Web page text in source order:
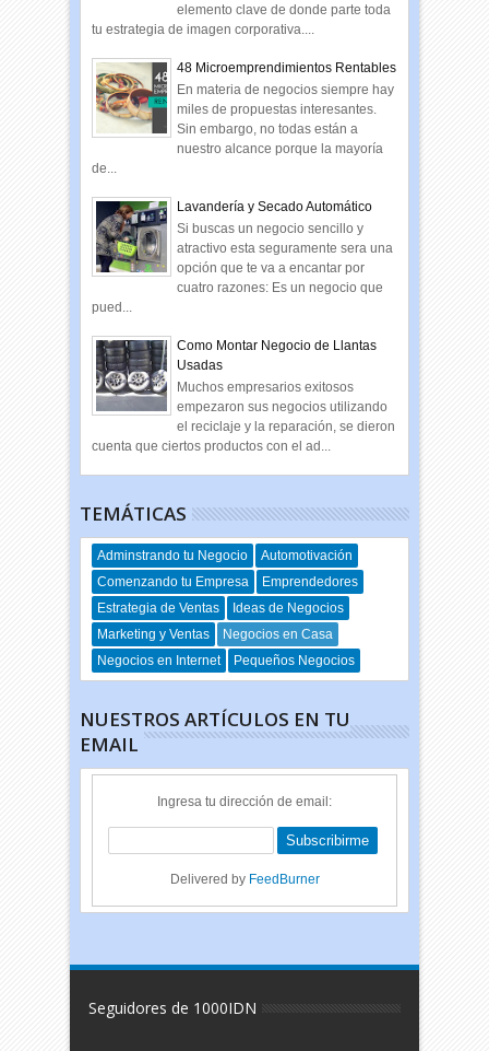
elemento clave de donde parte toda
tu estrategia de imagen corporativa....
48 Microemprendimientos Rentables
En materia de negocios siempre hay
miles de propuestas interesantes.
Sin embargo, no todas están a
nuestro alcance porque la mayoría
de...
Lavandería y Secado Automático
Si buscas un negocio sencillo y
atractivo esta seguramente sera una
opción que te va a encantar por
cuatro razones: Es un negocio que
pued...
Como Montar Negocio de Llantas
Usadas
Muchos empresarios exitosos
empezaron sus negocios utilizando
el reciclaje y la reparación, se dieron
cuenta que ciertos productos con el ad...
TEMÁTICAS
Adminstrando tu Negocio
Automotivación
Comenzando tu Empresa
Emprendedores
Estrategia de Ventas
Ideas de Negocios
Marketing y Ventas
Negocios en Casa
Negocios en Internet
Pequeños Negocios
NUESTROS ARTÍCULOS EN TU
EMAIL
Ingresa tu dirección de email:
Delivered by FeedBurner
Seguidores de 1000IDN